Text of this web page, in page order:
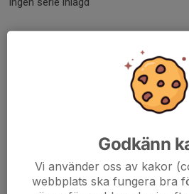
Godkänn
Vi använder oss av kakor
webbplats ska fungera bra